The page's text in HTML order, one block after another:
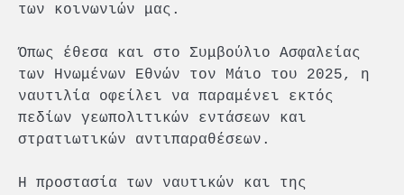
των κοινωνιών μας.
Όπως έθεσα και στο Συμβούλιο Ασφαλείας
των Ηνωμένων Εθνών τον Μάιο του 2025, η
ναυτιλία οφείλει να παραμένει εκτός
πεδίων γεωπολιτικών εντάσεων και
στρατιωτικών αντιπαραθέσεων.
Η προστασία των ναυτικών και της